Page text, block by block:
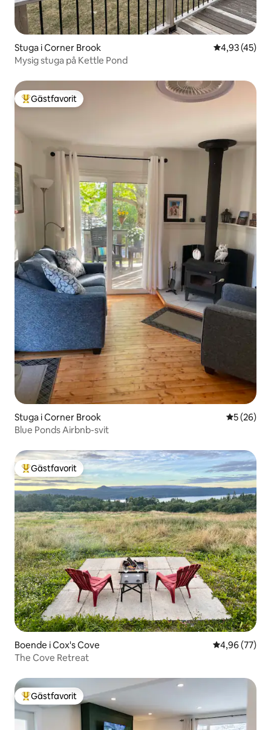
Stuga i Corner Brook 4,93 av 5 i
4,93 (45)
Mysig stuga på Kettle Pond
Populär gästfavorit
Gästfavorit
Stuga i Corner Brook 5 av 5 i
5 (26)
Blue Ponds Airbnb-svit
Populär gästfavorit
Gästfavorit
Boende i Cox's Cove 4,96 av 5 i
4,96 (77)
The Cove Retreat
Populär gästfavorit
Gästfavorit